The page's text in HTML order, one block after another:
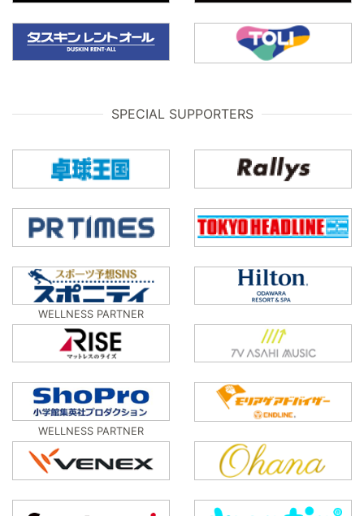
SPECIAL SUPPORTERS
WELLNESS PARTNER
WELLNESS PARTNER